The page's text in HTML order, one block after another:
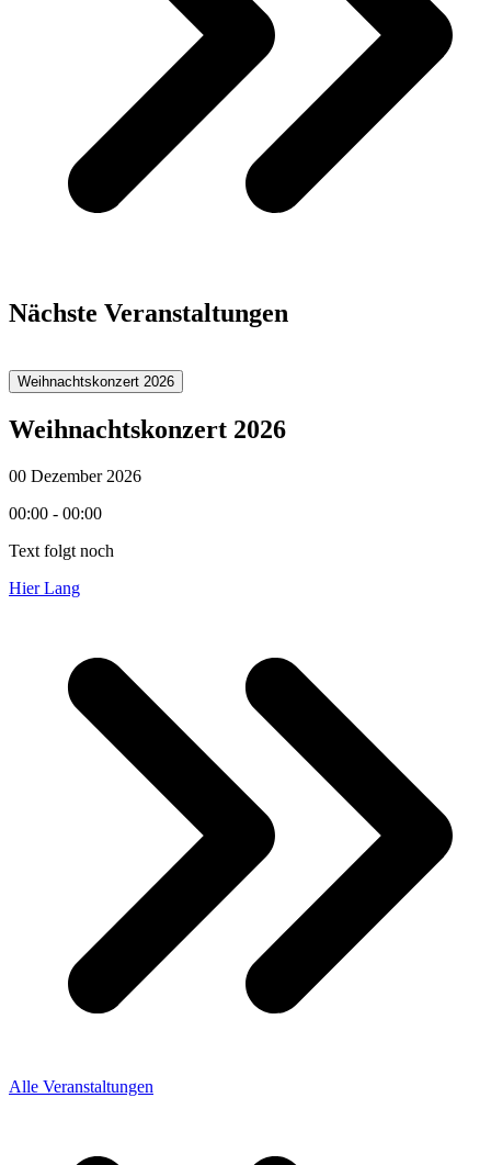
Nächste Veranstaltungen
Weihnachtskonzert 2026
Weihnachtskonzert 2026
00 Dezember 2026
00:00 - 00:00
Text folgt noch
Hier Lang
Alle Veranstaltungen